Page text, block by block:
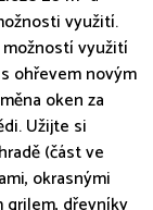
využití.
využití
ohřevem novým
oken za
Užijte si
(část ve
okrasnými